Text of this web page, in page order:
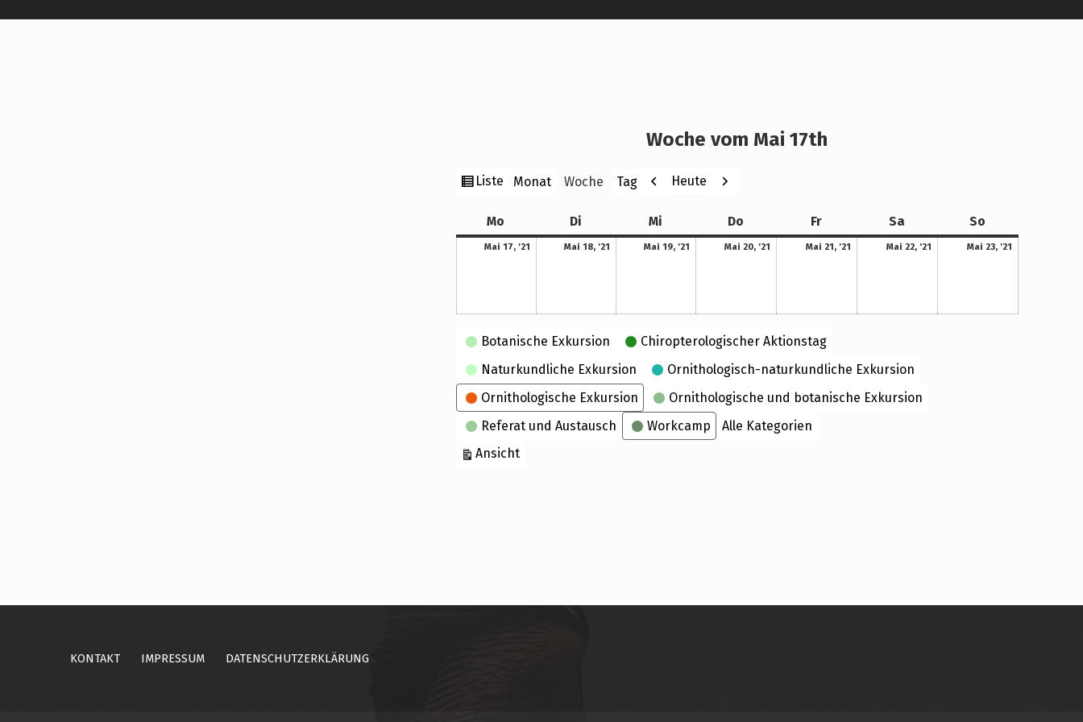
Woche vom Mai 17th
Ansicht
Liste Monat Woche Tag Zurück
Heute Weiter
Mo Di Mi Do Fr Sa So
Mai 17, '21
17. Mai 2021
Mai 18, '21
18. Mai 2021
Mai 19, '21
19. Mai 2021
Mai 20, '21
20. Mai 2021
Mai 21, '21
21. Mai 2021
Mai 22, '21
22. Mai 2021
Mai 23, '21
23. Mai 2021
Kategorien
Botanische Exkursion
Chiropterologischer Aktionstag
Naturkundliche Exkursion
Ornithologisch-naturkundliche Exkursion
Ornithologische Exkursion
Ornithologische und botanische Exkursion
Referat und Austausch
Workcamp
Alle Kategorien
Ansichtausdrucken
KONTAKT IMPRESSUM DATENSCHUTZERKLÄRUNG